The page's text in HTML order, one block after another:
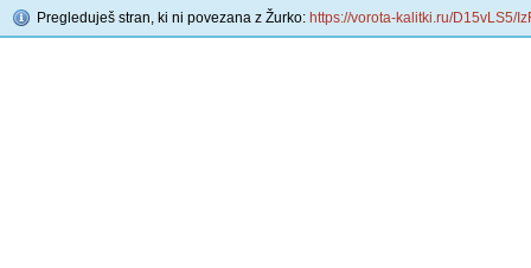
Pregleduješ stran, ki ni povezana z Žurko: https://vorota-kalitki.ru/D15vLS5/